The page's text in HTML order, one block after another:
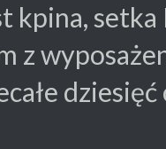
kpina, setka
z